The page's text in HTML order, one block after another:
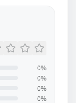
0%
0%
0%
0%